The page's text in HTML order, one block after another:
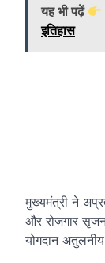
यह भी पढ़ें
इतिहास
मुख्यमंत्री ने
और रोजगार
योगदान